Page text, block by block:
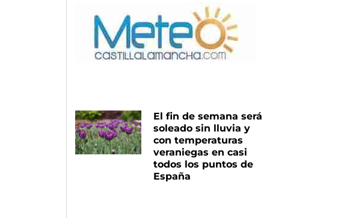
El fin de semana será
soleado sin lluvia y
con temperaturas
veraniegas en casi
todos los puntos de
España